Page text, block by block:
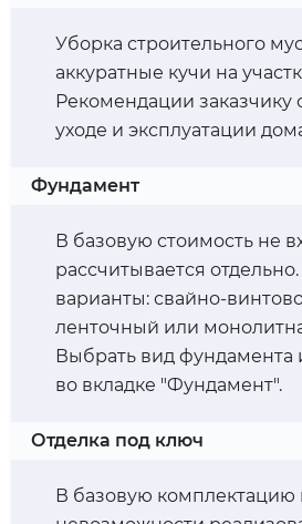
Уборка строительного
аккуратные кучи на
Рекомендации
уходе и эксплуатации
Фундамент
В базовую стоимость не
рассчитывается
варианты: свайно-
ленточный или
Выбрать вид фундамента
во вкладке "Фундамент".
Отделка под ключ
В базовую комплектацию